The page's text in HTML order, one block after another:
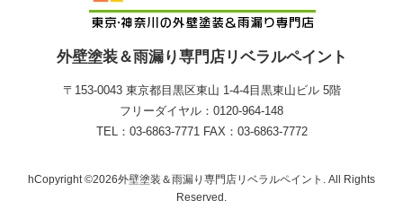
外壁塗装＆雨漏り専門店リベラルペイント
〒153-0043 東京都目黒区東山 1‐4‐4目黒東山ビル 5階
フリーダイヤル：0120-964-148
TEL：03-6863-7771 FAX：03-6863-7772
hCopyright ©2026外壁塗装＆雨漏り専門店リベラルペイント. All Rights
Reserved.